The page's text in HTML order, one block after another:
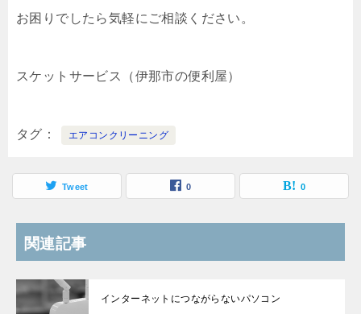
お困りでしたら気軽にご相談ください。
スケットサービス（伊那市の便利屋）
タグ エアコンクリーニング
Tweet 0 0
関連記事
インターネットにつながらないパソコン